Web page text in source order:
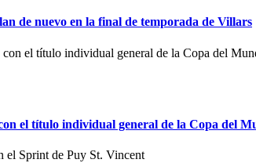
de nuevo en la final de temporada de Villars
el título individual general de la Copa del